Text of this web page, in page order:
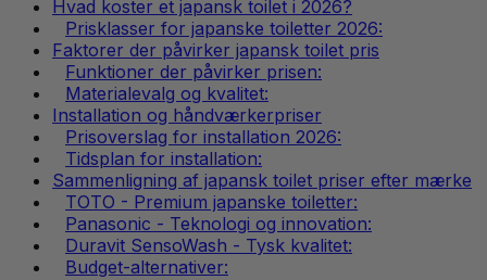
Hvad koster et japansk toilet i 2026?
Prisklasser for japanske toiletter 2026:
Faktorer der påvirker japansk toilet pris
Funktioner der påvirker prisen:
Materialevalg og kvalitet:
Installation og håndværkerpriser
Prisoverslag for installation 2026:
Tidsplan for installation:
Sammenligning af japansk toilet priser efter mærke
TOTO - Premium japanske toiletter:
Panasonic - Teknologi og innovation:
Duravit SensoWash - Tysk kvalitet:
Budget-alternativer: